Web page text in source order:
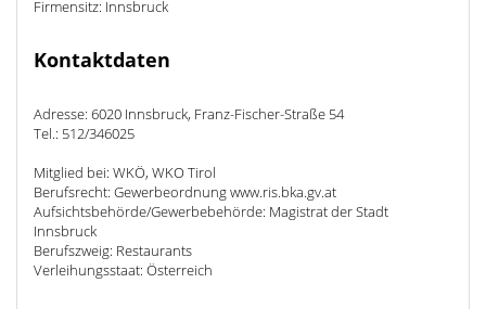
Firmensitz: Innsbruck
Kontaktdaten
Adresse: 6020 Innsbruck, Franz-Fischer-Straße 54
Tel.: 512/346025
Mitglied bei: WKÖ, WKO Tirol
Berufsrecht: Gewerbeordnung www.ris.bka.gv.at
Aufsichtsbehörde/Gewerbebehörde: Magistrat der Stadt
Innsbruck
Berufszweig: Restaurants
Verleihungsstaat: Österreich